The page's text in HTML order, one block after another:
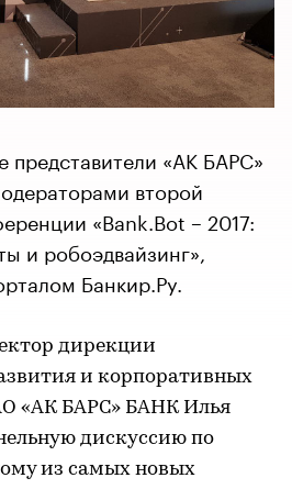
представители «АК БАРС»
второй
«Bank.Bot – 2017:
и робоэдвайзинг»,
Банкир.Ру.
дирекции
и корпоративных
«АК БАРС» БАНК Илья
дискуссию по
из самых новых